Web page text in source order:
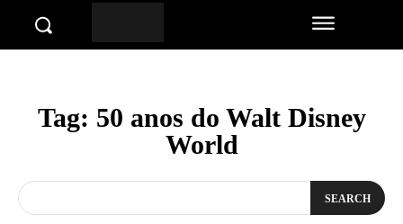
Tag: 50 anos do Walt Disney
World
SEARCH